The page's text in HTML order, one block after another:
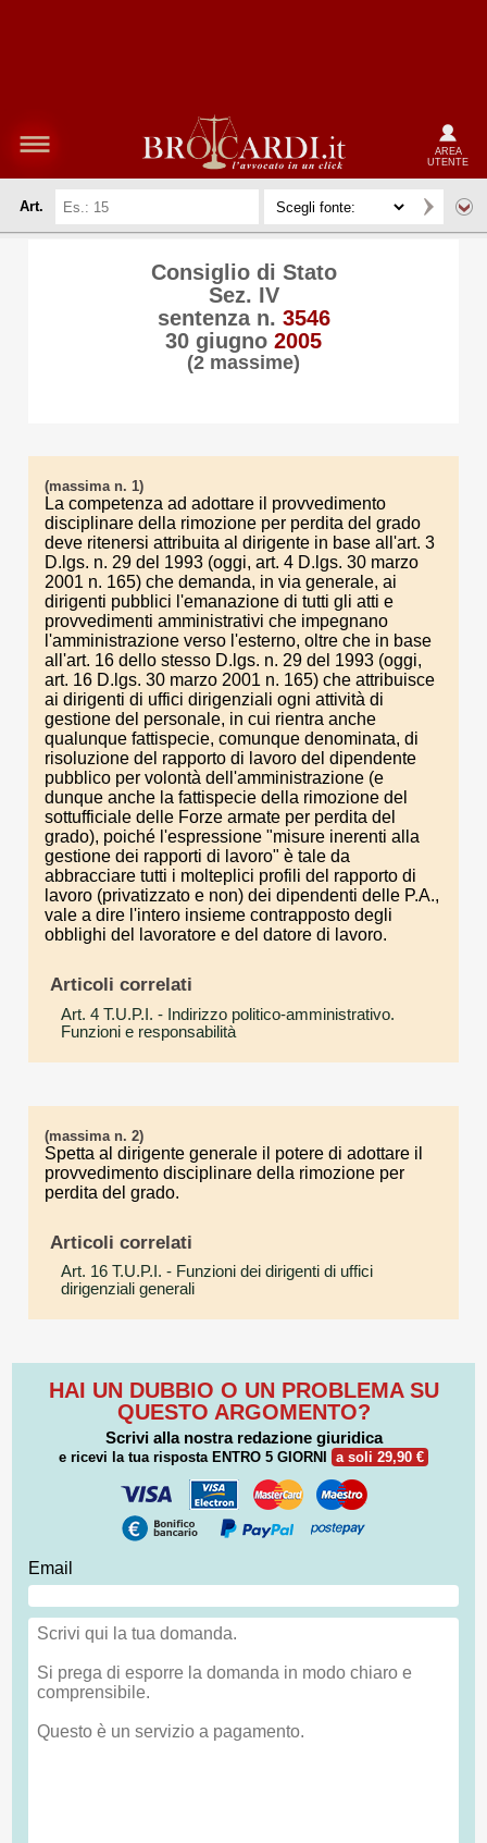
AREA
UTENTE
Art.
Consiglio di Stato
Sez. IV
sentenza n. 3546
30 giugno 2005
(2 massime)
(massima n. 1)
La competenza ad adottare il provvedimento
disciplinare della rimozione per perdita del grado
deve ritenersi attribuita al dirigente in base all'art. 3
D.lgs. n. 29 del 1993 (oggi, art. 4 D.lgs. 30 marzo
2001 n. 165) che demanda, in via generale, ai
dirigenti pubblici l'emanazione di tutti gli atti e
provvedimenti amministrativi che impegnano
l'amministrazione verso l'esterno, oltre che in base
all'art. 16 dello stesso D.lgs. n. 29 del 1993 (oggi,
art. 16 D.lgs. 30 marzo 2001 n. 165) che attribuisce
ai dirigenti di uffici dirigenziali ogni attività di
gestione del personale, in cui rientra anche
qualunque fattispecie, comunque denominata, di
risoluzione del rapporto di lavoro del dipendente
pubblico per volontà dell'amministrazione (e
dunque anche la fattispecie della rimozione del
sottufficiale delle Forze armate per perdita del
grado), poiché l'espressione "misure inerenti alla
gestione dei rapporti di lavoro" è tale da
abbracciare tutti i molteplici profili del rapporto di
lavoro (privatizzato e non) dei dipendenti delle P.A.,
vale a dire l'intero insieme contrapposto degli
obblighi del lavoratore e del datore di lavoro.
Articoli correlati
Art. 4 T.U.P.I. - Indirizzo politico-amministrativo.
Funzioni e responsabilità
(massima n. 2)
Spetta al dirigente generale il potere di adottare il
provvedimento disciplinare della rimozione per
perdita del grado.
Articoli correlati
Art. 16 T.U.P.I. - Funzioni dei dirigenti di uffici
dirigenziali generali
HAI UN DUBBIO O UN PROBLEMA SU
QUESTO ARGOMENTO?
Scrivi alla nostra redazione giuridica
e ricevi la tua risposta ENTRO 5 GIORNI a soli 29,90 €
Email